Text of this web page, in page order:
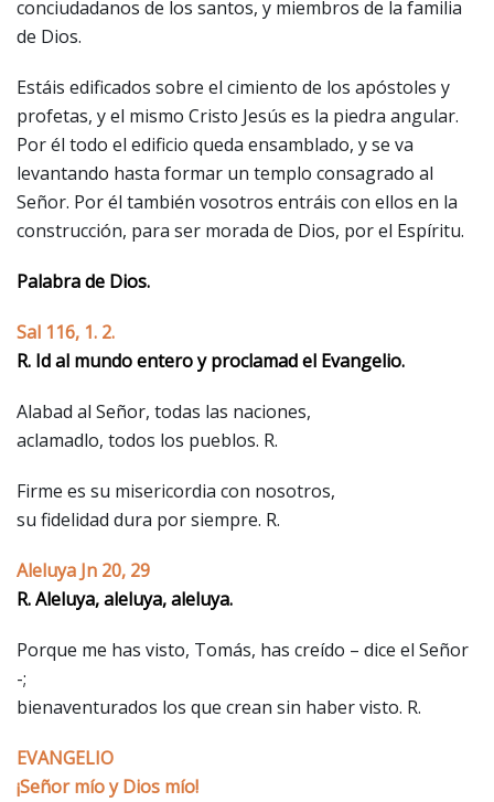
conciudadanos de los santos, y miembros de la familia
de Dios.
Estáis edificados sobre el cimiento de los apóstoles y
profetas, y el mismo Cristo Jesús es la piedra angular.
Por él todo el edificio queda ensamblado, y se va
levantando hasta formar un templo consagrado al
Señor. Por él también vosotros entráis con ellos en la
construcción, para ser morada de Dios, por el Espíritu.
Palabra de Dios.
Sal 116, 1. 2.
R. Id al mundo entero y proclamad el Evangelio.
Alabad al Señor, todas las naciones,
aclamadlo, todos los pueblos. R.
Firme es su misericordia con nosotros,
su fidelidad dura por siempre. R.
Aleluya Jn 20, 29
R. Aleluya, aleluya, aleluya.
Porque me has visto, Tomás, has creído – dice el Señor
-;
bienaventurados los que crean sin haber visto. R.
EVANGELIO
¡Señor mío y Dios mío!